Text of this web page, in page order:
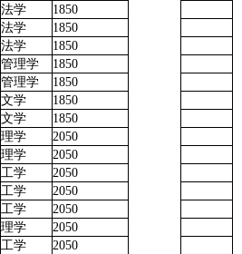
法学
1850
法学
1850
法学
1850
管理学
1850
管理学
1850
文学
1850
文学
1850
理学
2050
理学
2050
工学
2050
工学
2050
工学
2050
理学
2050
工学
2050